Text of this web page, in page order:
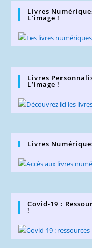
Livres
L’image !
Livres
L’image !
Livres
Covid-19 :
!